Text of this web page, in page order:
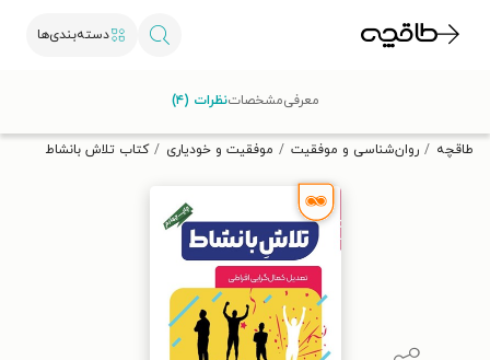
دسته‌بندی‌ها
تخفیف از طاقچه دریافت کن.
طاقچه روان‌شناسی و موفقیت موفقیت و خودیاری کتاب تلاش بانشاط
معرفیمشخصاتنظرات (۴)